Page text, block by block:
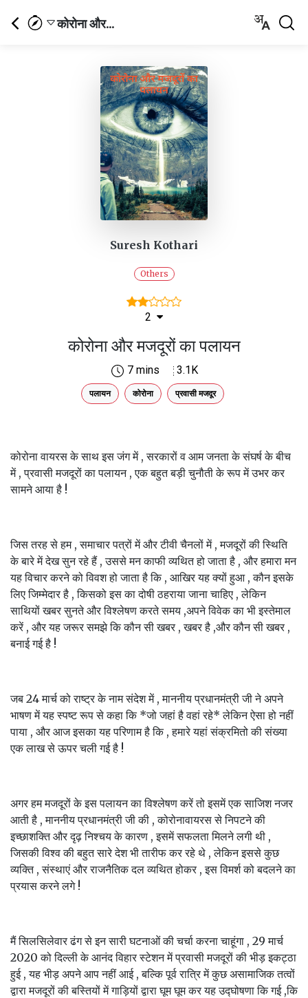
कोरोना और...
Suresh Kothari
Others
2
कोरोना और मजदूरों का पलायन
7 mins 3.1K
पलायन कोरोना प्रवासी मजदूर
कोरोना वायरस के साथ इस जंग में , सरकारों व आम जनता के संघर्ष के बीच
में , प्रवासी मजदूरों का पलायन , एक बहुत बड़ी चुनौती के रूप में उभर कर
सामने आया है !
जिस तरह से हम , समाचार पत्रों में और टीवी चैनलों में , मजदूरों की स्थिति
के बारे में देख सुन रहे हैं , उससे मन काफी व्यथित हो जाता है , और हमारा मन
यह विचार करने को विवश हो जाता है कि , आखिर यह क्यों हुआ , कौन इसके
लिए जिम्मेदार है , किसको इस का दोषी ठहराया जाना चाहिए , लेकिन
साथियों खबर सुनते और विश्लेषण करते समय ,अपने विवेक का भी इस्तेमाल
करें , और यह जरूर समझे कि कौन सी खबर , खबर है ,और कौन सी खबर ,
बनाई गई है !
जब 24 मार्च को राष्ट्र के नाम संदेश में , माननीय प्रधानमंत्री जी ने अपने
भाषण में यह स्पष्ट रूप से कहा कि *जो जहां है वहां रहे* लेकिन ऐसा हो नहीं
पाया , और आज इसका यह परिणाम है कि , हमारे यहां संक्रमितो की संख्या
एक लाख से ऊपर चली गई है !
अगर हम मजदूरों के इस पलायन का विश्लेषण करें तो इसमें एक साजिश नजर
आती है , माननीय प्रधानमंत्री जी की , कोरोनावायरस से निपटने की
इच्छाशक्ति और दृढ़ निश्चय के कारण , इसमें सफलता मिलने लगी थी ,
जिसकी विश्व की बहुत सारे देश भी तारीफ कर रहे थे , लेकिन इससे कुछ
व्यक्ति , संस्थाएं और राजनैतिक दल व्यथित होकर , इस विमर्श को बदलने का
प्रयास करने लगे !
मैं सिलसिलेवार ढंग से इन सारी घटनाओं की चर्चा करना चाहूंगा , 29 मार्च
2020 को दिल्ली के आनंद विहार स्टेशन में प्रवासी मजदूरों की भीड़ इकट्ठा
हुई , यह भीड़ अपने आप नहीं आई , बल्कि पूर्व रात्रि में कुछ असामाजिक तत्वों
द्वारा मजदूरों की बस्तियों में गाड़ियों द्वारा घूम घूम कर यह उद्घोषणा कि गई ,कि